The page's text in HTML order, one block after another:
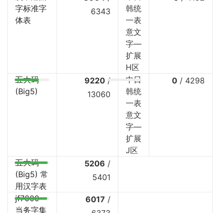
字标准字
体表
6343
韩统
一表
意文
字—
扩展
H区
五大码
(Big5)
9220 /
13060
中日
韩统
一表
意文
字—
扩展
J区
0 / 4298
五大码
(Big5) 常
用汉字表
5206 /
5401
jf7000
当务字集
6017 /